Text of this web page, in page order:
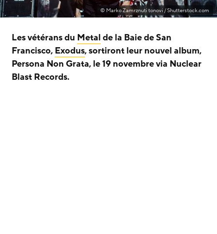
© Marko Zamrznuti tonovi / Shutterstock.com
Les vétérans du Metal de la Baie de San
Francisco, Exodus, sortiront leur nouvel album,
Persona Non Grata, le 19 novembre via Nuclear
Blast Records.